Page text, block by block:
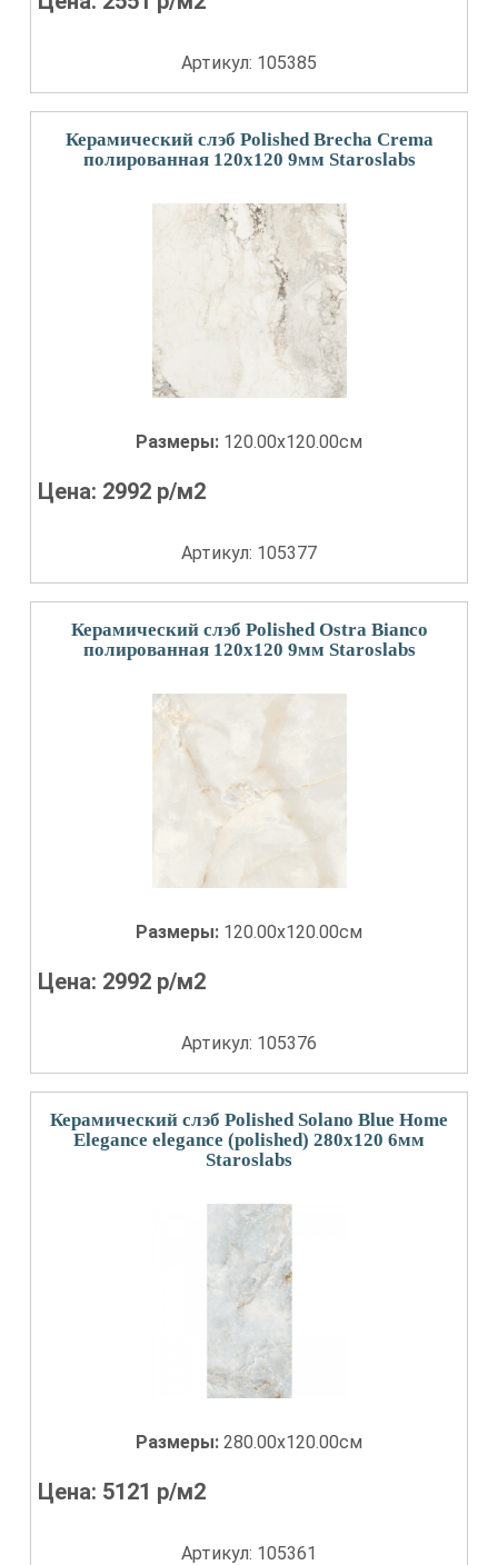
Артикул: 105385
Керамический слэб Polished Brecha Crema
полированная 120x120 9мм Staroslabs
Размеры: 120.00x120.00см
Цена: 2992 р/м2
Артикул: 105377
Керамический слэб Polished Ostra Bianco
полированная 120x120 9мм Staroslabs
Размеры: 120.00x120.00см
Цена: 2992 р/м2
Артикул: 105376
Керамический слэб Polished Solano Blue Home
Elegance elegance (polished) 280x120 6мм
Staroslabs
Размеры: 280.00x120.00см
Цена: 5121 р/м2
Артикул: 105361